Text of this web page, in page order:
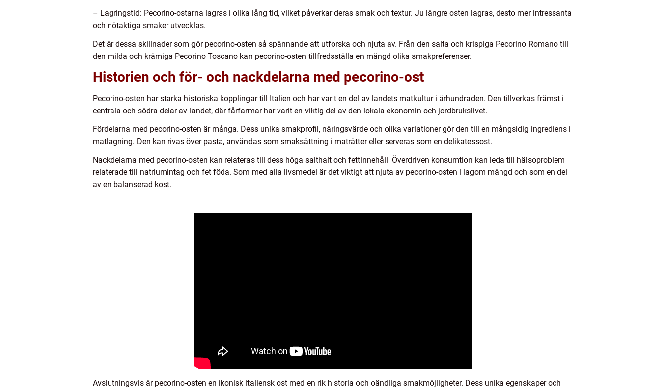
– Lagringstid: Pecorino-ostarna lagras i olika lång tid, vilket påverkar deras smak och textur. Ju längre osten lagras, desto mer intressanta
och nötaktiga smaker utvecklas.
Det är dessa skillnader som gör pecorino-osten så spännande att utforska och njuta av. Från den salta och krispiga Pecorino Romano till
den milda och krämiga Pecorino Toscano kan pecorino-osten tillfredsställa en mängd olika smakpreferenser.
Historien och för- och nackdelarna med pecorino-ost
Pecorino-osten har starka historiska kopplingar till Italien och har varit en del av landets matkultur i århundraden. Den tillverkas främst i
centrala och södra delar av landet, där fårfarmar har varit en viktig del av den lokala ekonomin och jordbrukslivet.
Fördelarna med pecorino-osten är många. Dess unika smakprofil, näringsvärde och olika variationer gör den till en mångsidig ingrediens i
matlagning. Den kan rivas över pasta, användas som smaksättning i maträtter eller serveras som en delikatessost.
Nackdelarna med pecorino-osten kan relateras till dess höga salthalt och fettinnehåll. Överdriven konsumtion kan leda till hälsoproblem
relaterade till natriumintag och fet föda. Som med alla livsmedel är det viktigt att njuta av pecorino-osten i lagom mängd och som en del
av en balanserad kost.
Avslutningsvis är pecorino-osten en ikonisk italiensk ost med en rik historia och oändliga smakmöjligheter. Dess unika egenskaper och